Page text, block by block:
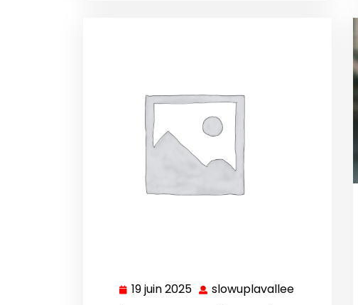
19 juin 2025 19 slowuplavallee